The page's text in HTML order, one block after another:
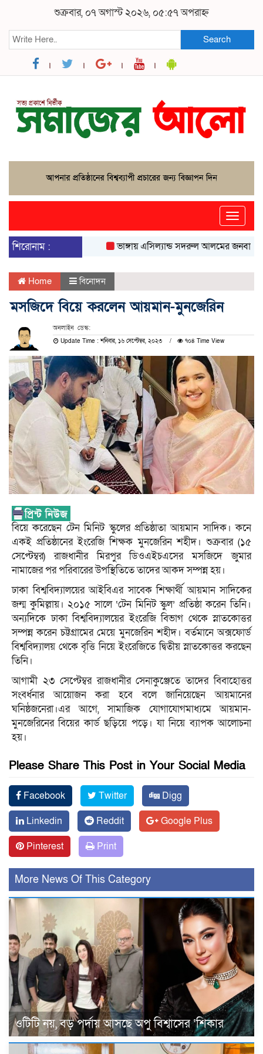
শুক্রবার, ০৭ অগাস্ট ২০২৬, ০৫:৫৭ অপরাহ্ন
Search
Toggle
শিরোনাম :
ভাঙ্গায় এসিল্যান্ড সদরুল আলমের জনবান্ধব
Home বিনোদন
মসজিদে বিয়ে করলেন আয়মান-মুনজেরিন
অনলাইন ডেস্ক:
Update Time : শনিবার, ১৬ সেপ্টেম্বর, ২০২৩ ৭০৪ Time View
বিয়ে করেছেন টেন মিনিট স্কুলের প্রতিষ্ঠাতা আয়মান সাদিক। কনে
একই প্রতিষ্ঠানের ইংরেজি শিক্ষক মুনজেরিন শহীদ। শুক্রবার (১৫
সেপ্টেম্বর) রাজধানীর মিরপুর ডিওএইচএসের মসজিদে জুমার
নামাজের পর পরিবারের উপস্থিতিতে তাদের আকদ সম্পন্ন হয়।
ঢাকা বিশ্ববিদ্যালয়ের আইবিএর সাবেক শিক্ষার্থী আয়মান সাদিকের
জন্ম কুমিল্লায়। ২০১৫ সালে ‘টেন মিনিট স্কুল’ প্রতিষ্ঠা করেন তিনি।
অন্যদিকে ঢাকা বিশ্ববিদ্যালয়ের ইংরেজি বিভাগ থেকে স্নাতকোত্তর
সম্পন্ন করেন চট্টগ্রামের মেয়ে মুনজেরিন শহীদ। বর্তমানে অক্সফোর্ড
বিশ্ববিদ্যালয় থেকে বৃত্তি নিয়ে ইংরেজিতে দ্বিতীয় স্নাতকোত্তর করছেন
তিনি।
আগামী ২৩ সেপ্টেম্বর রাজধানীর সেনাকুঞ্জেতে তাদের বিবাহোত্তর
সংবর্ধনার আয়োজন করা হবে বলে জানিয়েছেন আয়মানের
ঘনিষ্ঠজনেরা।এর আগে, সামাজিক যোগাযোগমাধ্যমে আয়মান-
মুনজেরিনের বিয়ের কার্ড ছড়িয়ে পড়ে। যা নিয়ে ব্যাপক আলোচনা
হয়।
Please Share This Post in Your Social Media
Facebook Twitter
Digg
Linkedin
Reddit
Google Plus
Pinterest
Print
More News Of This Category
ওটিটি নয়, বড় পর্দায় আসছে অপু বিশ্বাসের ‘শিকার